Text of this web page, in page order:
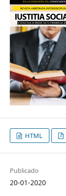
HTML
Publicado
20-01-2020